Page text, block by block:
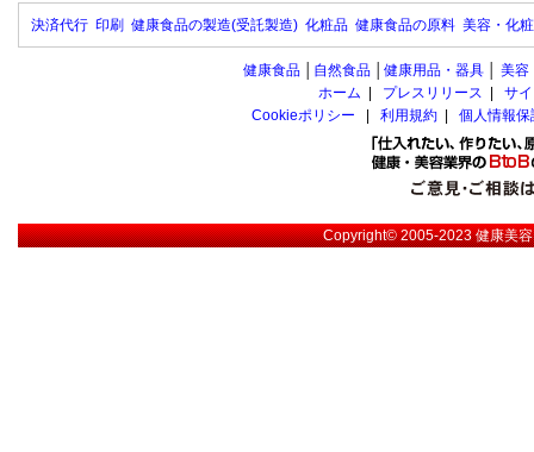
決済代行 印刷 健康食品の製造(受託製造) 化粧品 健康食品の原料 美容・化
健康食品 自然食品 健康用品・器具 美容
ホーム
プレスリリース
サ
Cookieポリシー
利用規約 個人情報
Copyright© 2005-2023健康美